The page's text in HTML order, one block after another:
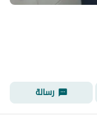
رسالة